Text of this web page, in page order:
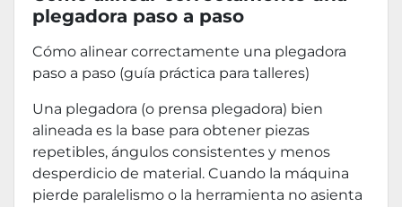
plegadora paso a paso
Cómo alinear correctamente una plegadora
paso a paso (guía práctica para talleres)
Una plegadora (o prensa plegadora) bien
alineada es la base para obtener piezas
repetibles, ángulos consistentes y menos
desperdicio de material. Cuando la máquina
pierde paralelismo o la herramienta no asienta